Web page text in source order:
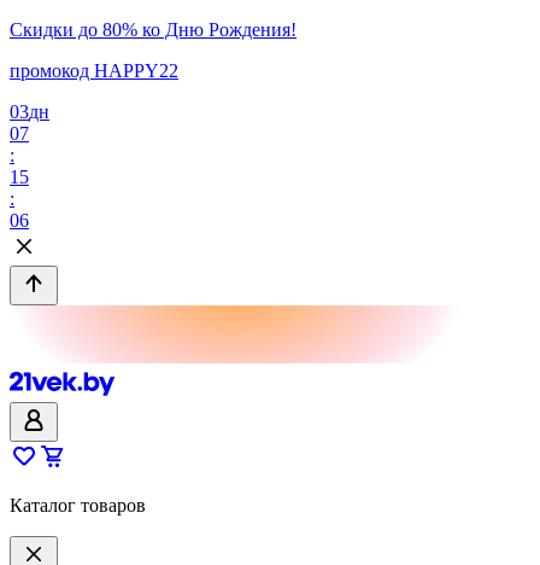
Скидки до 80% ко Дню Рождения!
промокод HAPPY22
03дн
07
:
15
:
06
Каталог товаров